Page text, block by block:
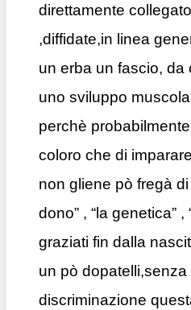
direttamente
,diffidate,in linea
un erba un fascio, da
uno sviluppo
perchè
coloro che di
non gliene pò fregà di
dono” , “la genetica”
graziati fin dalla
un pò
discriminazione